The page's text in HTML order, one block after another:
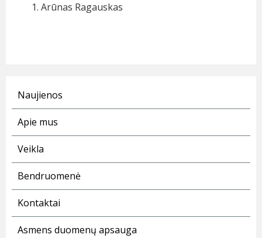
Arūnas Ragauskas
Naujienos
Apie mus
Veikla
Bendruomenė
Kontaktai
Asmens duomenų apsauga